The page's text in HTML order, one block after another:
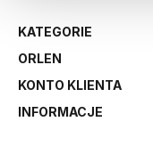
KATEGORIE
ORLEN
KONTO KLIENTA
INFORMACJE